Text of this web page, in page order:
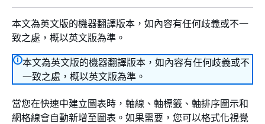
本文為英文版的機器翻譯版本，如內容有任何歧義或不一
致之處，概以英文版為準。
本文為英文版的機器翻譯版本，如內容有任何歧義或不
一致之處，概以英文版為準。
當您在快速中建立圖表時，軸線、軸標籤、軸排序圖示和
網格線會自動新增至圖表。如果需要，您可以格式化視覺